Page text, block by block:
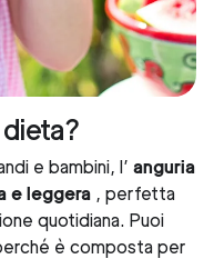
e bambini, l’ anguria
e leggera , perfetta
quotidiana. Puoi
è composta per